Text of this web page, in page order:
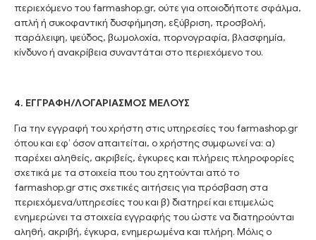
περιεχόμενο του farmashop.gr, ούτε για οποιοδήποτε σφάλμα,
απλή ή συκοφαντική δυσφήμηση, εξύβριση, προσβολή,
παράλειψη, ψεύδος, βωμολοχία, πορνογραφία, βλασφημία,
κίνδυνο ή ανακρίβεια συναντάται στο περιεχόμενο του.
4. ΕΓΓΡΑΦΗ/ΛΟΓΑΡΙΑΣΜΟΣ ΜΕΛΟΥΣ
Για την εγγραφή του χρήστη στις υπηρεσίες του farmashop.gr
όπου και εφ’ όσον απαιτείται, ο χρήστης συμφωνεί να: α)
παρέχει αληθείς, ακριβείς, έγκυρες και πλήρεις πληροφορίες
σχετικά με τα στοιχεία που του ζητούνται από το
farmashop.gr στις σχετικές αιτήσεις για πρόσβαση στα
περιεχόμενα/υπηρεσίες του και β) διατηρεί και επιμελώς
ενημερώνει τα στοιχεία εγγραφής του ώστε να διατηρούνται
αληθή, ακριβή, έγκυρα, ενημερωμένα και πλήρη. Μόλις ο